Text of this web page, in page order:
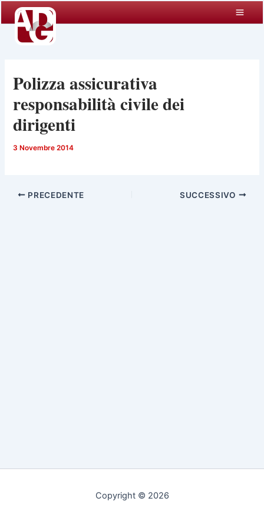
contenuto
Polizza assicurativa
responsabilità civile dei
dirigenti
3 Novembre 2014
PRECEDENTE SUCCESSIVO
Copyright © 2026